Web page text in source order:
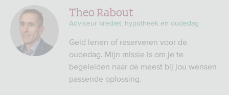
Theo Rabout
Adviseur krediet, hypotheek en oudedag
Geld lenen of reserveren voor de
oudedag. Mijn missie is om je te
begeleiden naar de meest bij jou wensen
passende oplossing.